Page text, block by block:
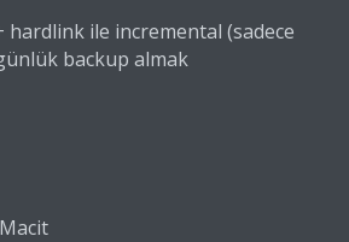
hardlink ile incremental (sadece
backup almak